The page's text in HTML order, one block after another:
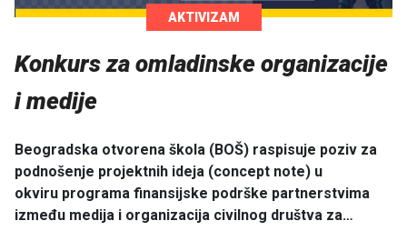
AKTIVIZAM
Konkurs za omladinske organizacije
i medije
Beogradska otvorena škola (BOŠ) raspisuje poziv za
podnošenje projektnih ideja (concept note) u
okviru programa finansijske podrške partnerstvima
između medija i organizacija civilnog društva za…